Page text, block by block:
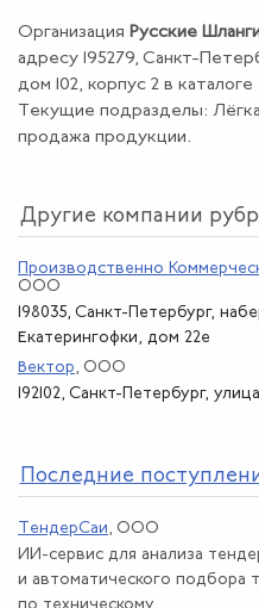
Организация Русские
адресу 195279, Санкт-
дом 102, корпус 2 в каталоге
Текущие подразделы:
продажа продукции.
Другие компании
Производственно
ООО
198035, Санкт-Петербург,
Екатерингофки, дом 22е
Вектор, ООО
192102, Санкт-Петербург,
Последние
ТендерСаи , ООО
ИИ-сервис для анализа
и автоматического подбора
по техническому ...